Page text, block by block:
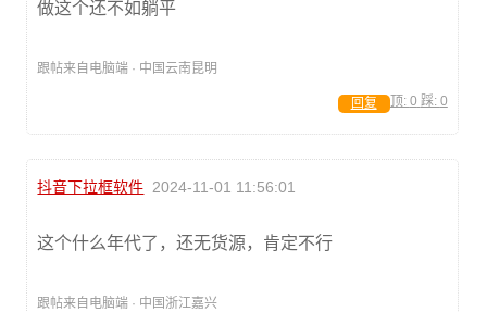
做这个还不如躺平
跟帖来自电脑端 · 中国云南昆明
顶: 0 踩: 0
回复
抖音下拉框软件 2024-11-01 11:56:01
这个什么年代了，还无货源，肯定不行
跟帖来自电脑端 · 中国浙江嘉兴